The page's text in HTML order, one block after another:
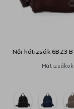
Női hátizsák 6BZ3
Hátizsákok